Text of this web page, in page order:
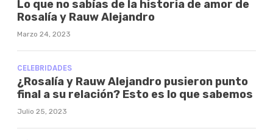
Lo que no sabías de la historia de amor de
Rosalía y Rauw Alejandro
Marzo 24, 2023
CELEBRIDADES
¿Rosalía y Rauw Alejandro pusieron punto
final a su relación? Esto es lo que sabemos
Julio 25, 2023